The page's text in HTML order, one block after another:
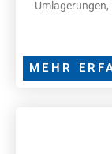
MEHR